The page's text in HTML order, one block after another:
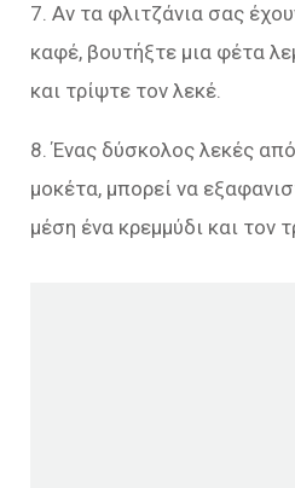
7. Αν τα φλιτζάνια σας
καφέ, βουτήξτε μια φέτα
και τρίψτε τον λεκέ.
8. Ένας δύσκολος λεκές
μοκέτα, μπορεί να
μέση ένα κρεμμύδι και τον